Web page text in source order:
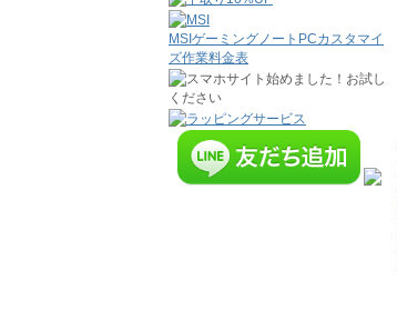
MSIゲーミングノートPCカスタマイ
ズ作業料金表